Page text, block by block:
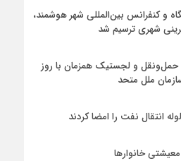
و کنفرانس بین‌المللی شهر هوشمند،
شهری ترسیم شد
حمل‌ونقل و لجستیک همزمان با روز
ملل متحد
انتقال نفت را امضا کردند
خانوارها